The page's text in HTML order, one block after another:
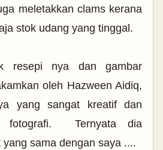
meletakkan clams kerana
stok udang yang tinggal.
resepi nya dan gambar
oleh Hazween Aidiq,
yang sangat kreatif dan
fotografi. Ternyata dia
sama dengan saya ....